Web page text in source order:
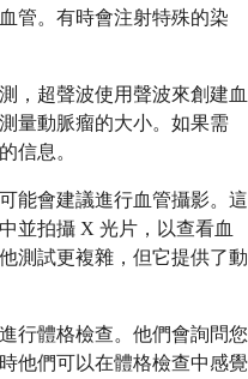
管。有時會注射特殊的染
，超聲波使用聲波來創建血
量動脈瘤的大小。如果需
信息。
能會建議進行血管攝影。這
並拍攝 X 光片，以查看血
測試更複雜，但它提供了動
行體格檢查。他們會詢問您
他們可以在體格檢查中感覺